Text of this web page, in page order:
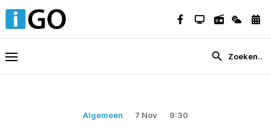
Algemeen 7 Nov 9:30